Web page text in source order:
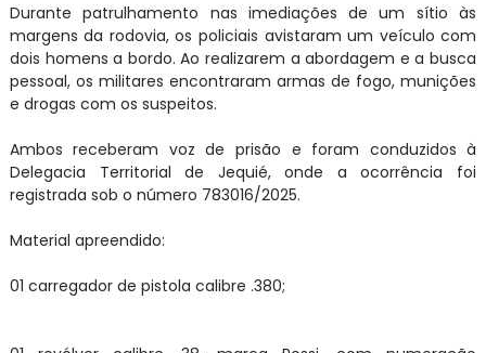
Durante patrulhamento nas imediações de um sítio às
margens da rodovia, os policiais avistaram um veículo com
dois homens a bordo. Ao realizarem a abordagem e a busca
pessoal, os militares encontraram armas de fogo, munições
e drogas com os suspeitos.
Ambos receberam voz de prisão e foram conduzidos à
Delegacia Territorial de Jequié, onde a ocorrência foi
registrada sob o número 783016/2025.
Material apreendido:
01 carregador de pistola calibre .380;